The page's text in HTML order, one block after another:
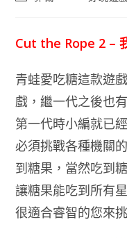
Cut the Rope 2 –
青蛙愛吃糖這款遊
戲，繼一代之後也
第一代時小編就已
必須挑戰各種機關
到糖果，當然吃到
讓糖果能吃到所有
很適合睿智的您來